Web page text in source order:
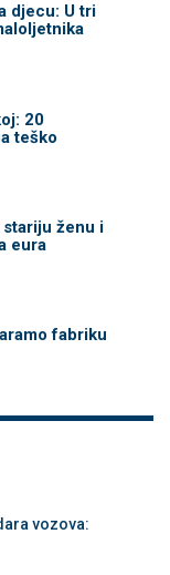
djecu: U tri
20
teško
ženu i
eura
fabriku
vozova: